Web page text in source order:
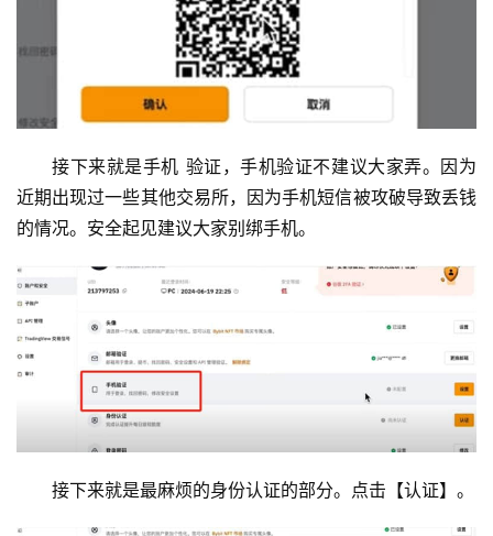
接下来就是手机 验证，手机验证不建议大家弄。因为
近期出现过一些其他交易所，因为手机短信被攻破导致丢钱
的情况。安全起见建议大家别绑手机。
接下来就是最麻烦的身份认证的部分。点击【认证】。